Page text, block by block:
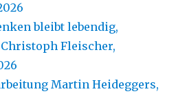
bleibt lebendig,
Fleischer,
Martin Heideggers,